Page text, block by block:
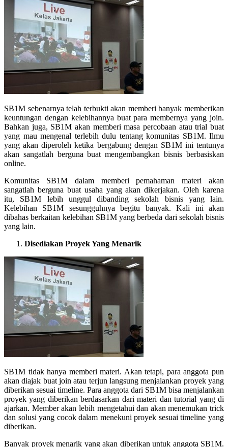
SB1M sebenarnya telah terbukti akan memberi banyak memberikan
keuntungan dengan kelebihannya buat para membernya yang join.
Bahkan juga, SB1M akan memberi masa percobaan atau trial buat
yang mau mengenal terlebih dulu tentang komunitas SB1M. Ilmu
yang akan diperoleh ketika bergabung dengan SB1M ini tentunya
akan sangatlah berguna buat mengembangkan bisnis berbasiskan
online.
Komunitas SB1M dalam memberi pemahaman materi akan
sangatlah berguna buat usaha yang akan dikerjakan. Oleh karena
itu, SB1M lebih unggul dibanding sekolah bisnis yang lain.
Kelebihan SB1M sesungguhnya begitu banyak. Kali ini akan
dibahas berkaitan kelebihan SB1M yang berbeda dari sekolah bisnis
yang lain.
Disediakan Proyek Yang Menarik
SB1M tidak hanya memberi materi. Akan tetapi, para anggota pun
akan diajak buat join atau terjun langsung menjalankan proyek yang
diberikan sesuai timeline. Para anggota dari SB1M bisa menjalankan
proyek yang diberikan berdasarkan dari materi dan tutorial yang di
ajarkan. Member akan lebih mengetahui dan akan menemukan trick
dan solusi yang cocok dalam menekuni proyek sesuai timeline yang
diberikan.
Banyak proyek menarik yang akan diberikan untuk anggota SB1M.